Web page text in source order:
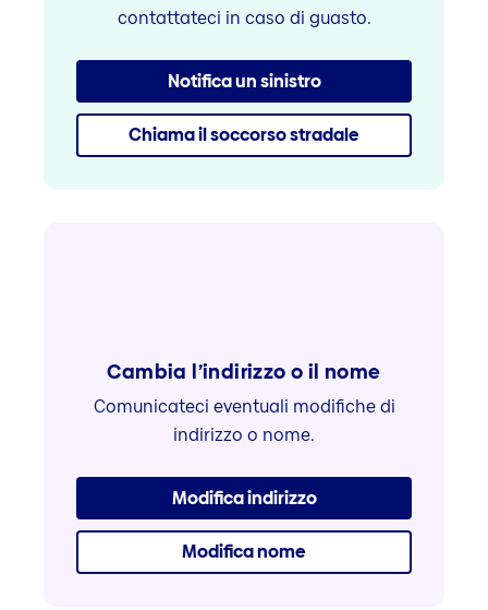
contattateci in caso di guasto.
Notifica un sinistro
Chiama il soccorso stradale
Cambia l’indirizzo o il nome
Comunicateci eventuali modifiche di
indirizzo o nome.
Modifica indirizzo
Modifica nome